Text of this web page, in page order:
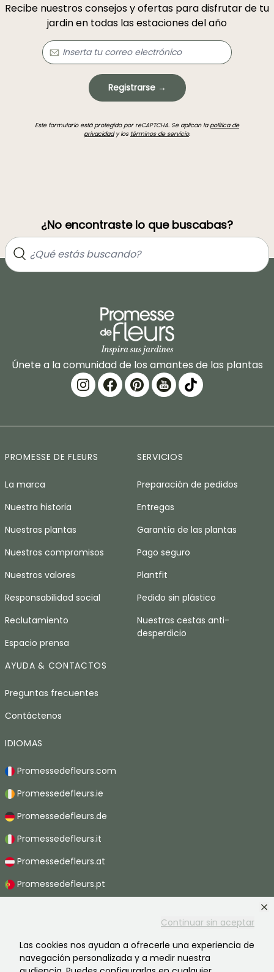
Continuar sin aceptar
Las cookies nos ayudan a ofrecerle una experiencia de
navegación personalizada y a medir nuestra
Recibe nuestros consejos y ofertas para disfrutar de tu
jardin en todas las estaciones del año
Registrarse →
Este formulario está protegido por reCAPTCHA. Se aplican lapolítica de
privacidady los términos de servicio.
¿No encontraste lo que buscabas?
Únete a la comunidad de los amantes de las plantas
PROMESSE DE FLEURS
La marca
Nuestra historia
Nuestras plantas
Nuestros compromisos
Nuestros valores
Responsabilidad social
Reclutamiento
Espacio prensa
SERVICIOS
Preparación de pedidos
Entregas
Garantía de las plantas
Pago seguro
Plantfit
Pedido sin plástico
Nuestras cestas anti-
desperdicio
AYUDA & CONTACTOS
Preguntas frecuentes
Contáctenos
IDIOMAS
Promessedefleurs.com
Promessedefleurs.ie
Promessedefleurs.de
Promessedefleurs.it
Promessedefleurs.at
Promessedefleurs.pt
Promessedefleurs.ch